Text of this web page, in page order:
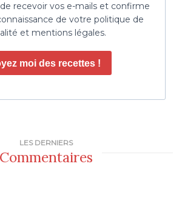
recevoir vos e-mails et confirme
de votre politique de
et mentions légales.
moi des recettes !
LES DERNIERS
Commentaires